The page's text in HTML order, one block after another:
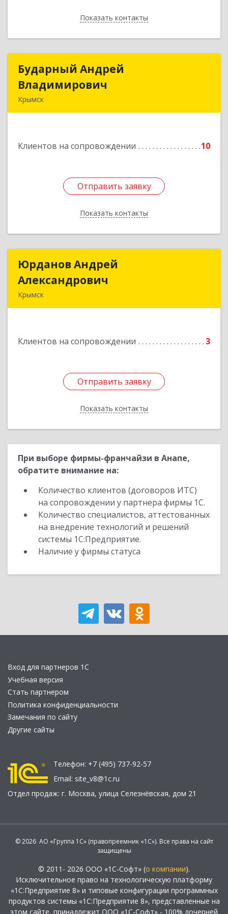
Показать контакты
Назад
Бударный Андрей
Владимирович
Крымск
Клиентов на сопровождении 10
Отправить заявку
Показать контакты
Бударный Андрей
Подробнее
Отправить заявку
Назад
Юрданов Андрей
Александрович
Крымск
Клиентов на сопровождении 3
Отправить заявку
Показать контакты
Юрданов Андрей
Подробнее
Отправить заявку
Назад
При выборе фирмы-франчайзи в Анапе,
обратите внимание на:
Количество клиентов (договоров ИТС)
на сопровождении у партнера фирмы 1С.
Количество специалистов, аттестованных
на внедрение технологий и решений
системы 1С:Предприятие.
Наличие у фирмы статуса
Вход для партнеров 1С
Учебная версия
Стать партнером
Политика конфиденциальности
Замечания по сайту
Другие сайты
Телефон: +7 (495) 737-92-57
Email: site_v8@1c.ru
Отдел продаж: г. Москва, улица Селезнёвская, дом 21
© 2026 АО «Группа 1С» (правопреемник «1С»). Все права на сайт
защищены
© 2011- 2026 ООО «1С-Софт» (о компании).
Исключительное право на технологическую платформу
«1С:Предприятие 8» и типовые конфигурации программных
продуктов системы «1С:Предприятие 8», представленные на
этом сайте, принадлежит ООО «1С-Софт» - 100% дочерней